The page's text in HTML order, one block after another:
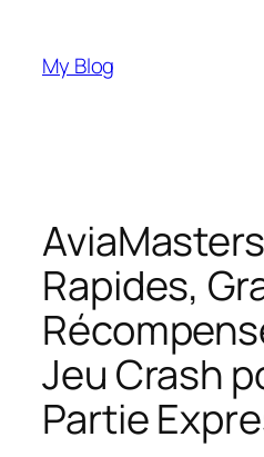
content
My Blog
Rapides,
Jeu Crash
Partie